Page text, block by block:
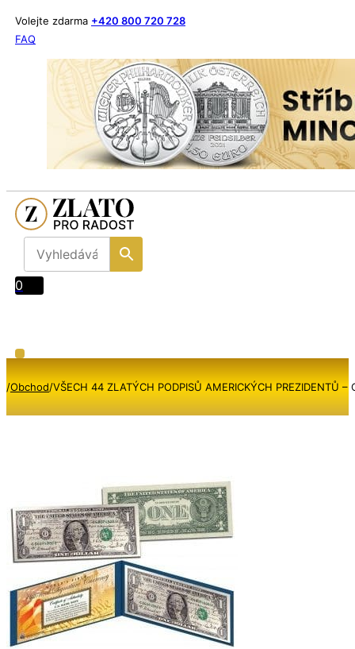
Volejte zdarma +420 800 720 728
FAQ
0
/Obchod/VŠECH 44 ZLATÝCH PODPISŮ AMERICKÝCH